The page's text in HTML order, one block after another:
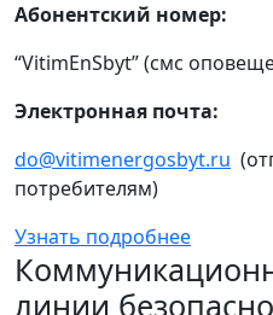
Абонентский номер:
“VitimEnSbyt” (смс
Электронная почта:
do@vitimenergosbyt.ru
потребителям)
Узнать подробнее
линии